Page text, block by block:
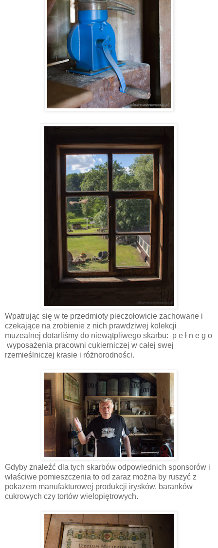
Wpatrując się w te przedmioty pieczołowicie zachowane i
czekające na zrobienie z nich prawdziwej kolekcji
muzealnej dotarliśmy do niewątpliwego skarbu: p e ł n e g o
wyposażenia pracowni cukierniczej w całej swej
rzemieślniczej krasie i różnorodności.
Gdyby znaleźć dla tych skarbów odpowiednich sponsorów i
właściwe pomieszczenia to od zaraz można by ruszyć z
pokazem manufakturowej produkcji irysków, baranków
cukrowych czy tortów wielopiętrowych.